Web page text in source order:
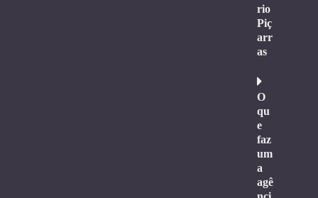
rio
Piç
arr
as
O
qu
e
faz
um
a
agê